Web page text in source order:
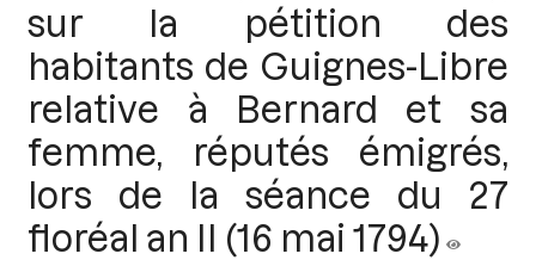
sur la pétition des
habitants de Guignes-Libre
relative à Bernard et sa
femme, réputés émigrés,
lors de la séance du 27
floréal an II (16 mai 1794)